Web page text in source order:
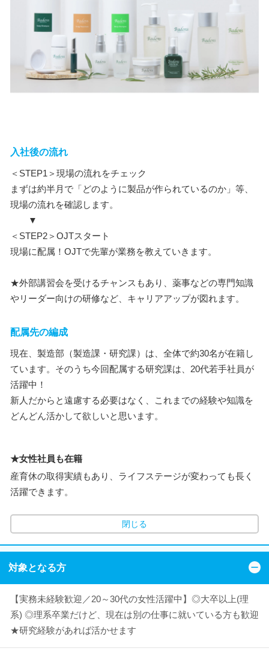
入社後の流れ
＜STEP1＞現場の流れをチェック
まずは約半月で「どのように製品が作られているのか」等、
現場の流れを確認します。
▼
＜STEP2＞OJTスタート
現場に配属！OJTで先輩が業務を教えていきます。
★外部講習会を受けるチャンスもあり、薬事などの専門知識
やリーダー向けの研修など、キャリアアップが図れます。
配属先の編成
現在、製造部（製造課・研究課）は、全体で約30名が在籍し
ています。そのうち今回配属する研究課は、20代若手社員が
活躍中！
新人だからと遠慮する必要はなく、これまでの経験や知識を
どんどん活かして欲しいと思います。
★女性社員も在籍
産育休の取得実績もあり、ライフステージが変わっても長く
活躍できます。
閉じる
対象となる方
【実務未経験歓迎／20～30代の女性活躍中】◎大卒以上(理
系) ◎理系卒業だけど、現在は別の仕事に就いている方も歓迎
★研究経験があれば活かせます